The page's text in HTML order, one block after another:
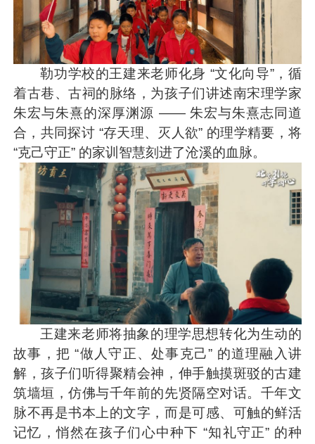
勒功学校的王建来老师化身 “文化向导”，循
着古巷、古祠的脉络，为孩子们讲述南宋理学家
朱宏与朱熹的深厚渊源 —— 朱宏与朱熹志同道
合，共同探讨 “存天理、灭人欲” 的理学精要，将
“克己守正” 的家训智慧刻进了沧溪的血脉。
王建来老师将抽象的理学思想转化为生动的
故事，把 “做人守正、处事克己” 的道理融入讲
解，孩子们听得聚精会神，伸手触摸斑驳的古建
筑墙垣，仿佛与千年前的先贤隔空对话。千年文
脉不再是书本上的文字，而是可感、可触的鲜活
记忆，悄然在孩子们心中种下 “知礼守正” 的种